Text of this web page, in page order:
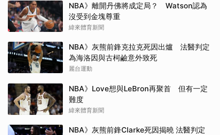
NBA》離開丹佛將成定局？ Watson認為
沒受到金塊尊重
緯來體育新聞
NBA》灰熊前鋒克拉克死因出爐 法醫判定
為海洛因與古柯鹼意外致死
麗台運動
NBA》Love想與LeBron再聚首 但有一定
難度
緯來體育新聞
NBA》灰熊前鋒Clarke死因揭曉 法醫判定